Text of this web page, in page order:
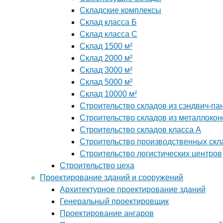
Складские комплексы
Склад класса Б
Склад класса С
Склад 1500 м²
Склад 2000 м²
Склад 3000 м²
Склад 5000 м²
Склад 10000 м²
Строительство складов из сэндвич-
Строительство складов из
Строительство складов класса А
Строительство производственных
Строительство логистических центров
Строительство цеха
Проектирование зданий и сооружений
Архитектурное проектирование зданий
Генеральный проектировщик
Проектирование ангаров